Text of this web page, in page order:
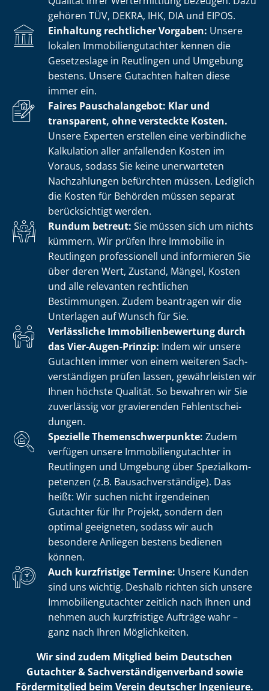
gehören TÜV, DEKRA, IHK, DIA und EIPOS.
Einhaltung rechtlicher Vorgaben: Unsere
lokalen Im­mo­bi­li­en­gut­ach­ter kennen die
Gesetzeslage in Reutlingen und Umgebung
bestens. Unsere Gutachten halten diese
immer ein.
Faires Pauschalangebot: Klar und
transparent, ohne versteckte Kosten.
Unsere Experten erstellen eine verbindliche
Kalkulation aller anfallenden Kosten im
Voraus, sodass Sie keine unerwarteten
Nachzahlungen befürchten müssen. Lediglich
die Kosten für Behörden müssen separat
berücksichtigt werden.
Rundum betreut: Sie müssen sich um nichts
kümmern. Wir prüfen Ihre Immobilie in
Reutlingen professionell und informieren Sie
über deren Wert, Zustand, Mängel, Kosten
und alle relevanten rechtlichen
Bestimmungen. Zudem beantragen wir die
Unterlagen auf Wunsch für Sie.
Verlässliche Im­mo­bi­li­en­be­wer­tung durch
das Vier-Augen-Prinzip: Indem wir unsere
Gutachten immer von einem weiteren Sach­
ver­stän­di­gen prüfen lassen, gewährleisten wir
Ihnen höchste Qualität. So bewahren wir Sie
zuverlässig vor gravierenden Fehl­ent­schei­
dun­gen.
Spezielle The­men­schwer­punk­te: Zudem
verfügen unsere Im­mo­bi­li­en­gut­ach­ter in
Reutlingen und Umgebung über Spe­zi­al­kom­
pe­ten­zen (z.B. Bau­sach­ver­stän­di­ge). Das
heißt: Wir suchen nicht irgendeinen
Gutachter für Ihr Projekt, sondern den
optimal geeigneten, sodass wir auch
besondere Anliegen bestens bedienen
können.
Auch kurzfristige Termine: Unsere Kunden
sind uns wichtig. Deshalb richten sich unsere
Im­mo­bi­li­en­gut­ach­ter zeitlich nach Ihnen und
nehmen auch kurzfristige Aufträge wahr –
ganz nach Ihren Möglichkeiten.
Wir sind zudem Mitglied beim Deutschen
Gutachter & Sach­ver­stän­di­gen­ver­band sowie
Fördermitglied beim Verein deutscher Ingenieure.